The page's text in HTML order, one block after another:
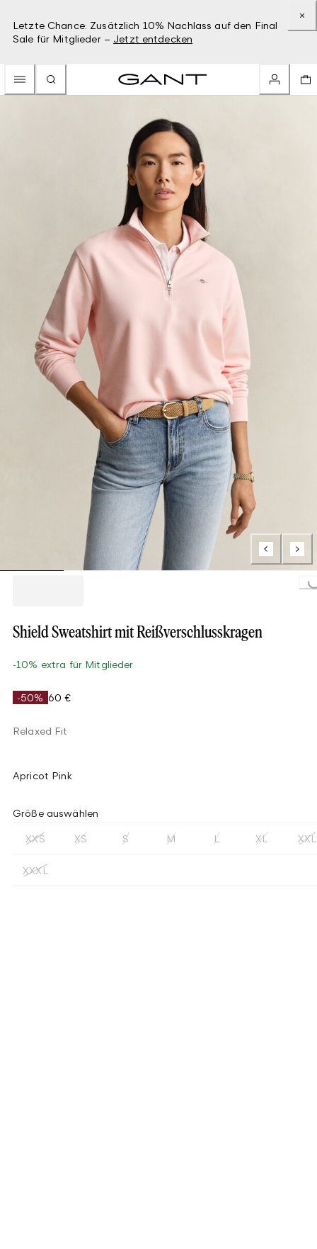
Letzte Chance: Zusätzlich 10% Nachlass auf den Final
Sale für Mitglieder – Jetzt entdecken
Shield Sweatshirt mit Reißverschlusskragen
-10% extra für Mitglieder
-50% 60 €
Relaxed Fit
Apricot Pink
Größe auswählen
XXS XS S M L XL XXL
XXXL